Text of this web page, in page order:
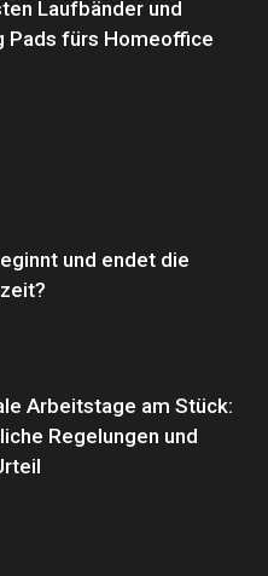
Laufbänder und
Pads fürs Homeoffice
und endet die
Arbeitstage am Stück:
Regelungen und